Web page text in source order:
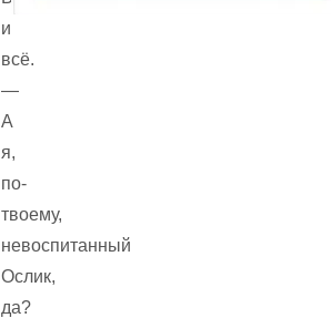
и
всё.
—
А
я,
по-
твоему,
невоспитанный
Ослик,
да?